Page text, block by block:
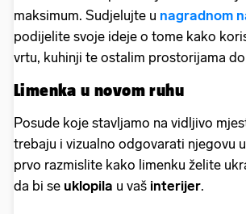
maksimum. Sudjelujte u nagradnom
podijelite svoje ideje o tome kako
vrtu, kuhinji te ostalim prostorijama
Limenka u novom ruhu
Posude koje stavljamo na vidljivo
trebaju i vizualno odgovarati njegovu
prvo razmislite kako limenku želite
da bi se uklopila u vaš interijer.